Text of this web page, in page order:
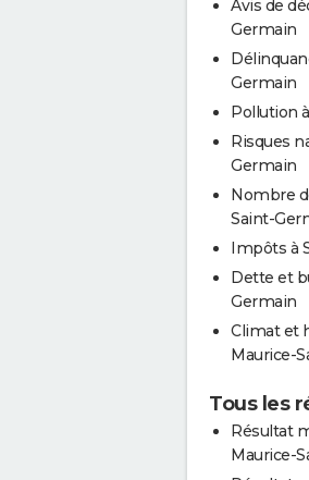
Avis de
Germain
Germain
Pollution
Risques
Germain
Nombre
Saint-
Impôts à
Dette et
Germain
Climat et
Maurice-
Tous les
Résultat
Maurice-